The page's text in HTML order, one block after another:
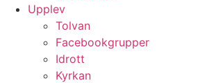
Upplev
Tolvan
Facebookgrupper
Idrott
Kyrkan